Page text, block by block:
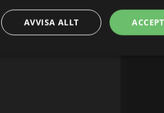
AVVISA ALLT